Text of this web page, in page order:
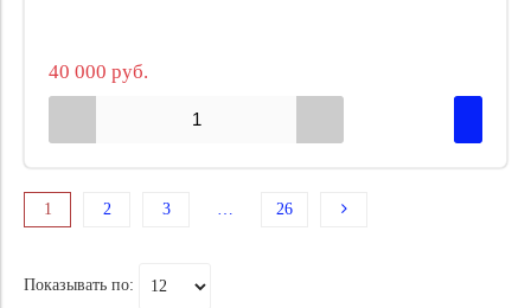
40 000 руб.
1 2 3 26
Показывать по: